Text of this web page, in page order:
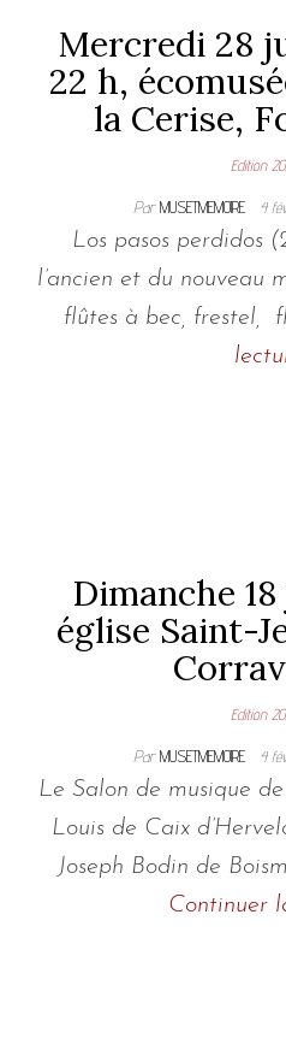
Mercredi 28
22 h,
la Cerise,
Edition
ParMUSETMEMOIRE 4
Los pasos perdidos
l’ancien et du nouveau
flûtes à bec, frestel,
Dimanche
église Saint-
Edition
ParMUSETMEMOIRE 4
Le Salon de musique
Louis de Caix
Joseph Bodin de
Continuer